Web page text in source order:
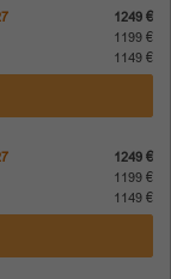
1249 €
1199 €
1149 €
1249 €
1199 €
1149 €